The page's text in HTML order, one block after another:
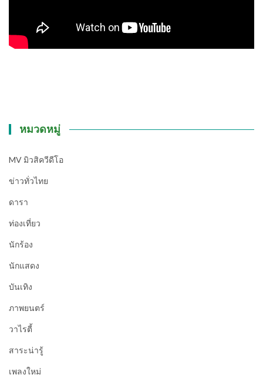
หมวดหมู่
MV มิวสิควีดีโอ
ข่าวทั่วไทย
ดารา
ท่องเที่ยว
นักร้อง
นักแสดง
บันเทิง
ภาพยนตร์
วาไรตี้
สาระน่ารู้
เพลงใหม่